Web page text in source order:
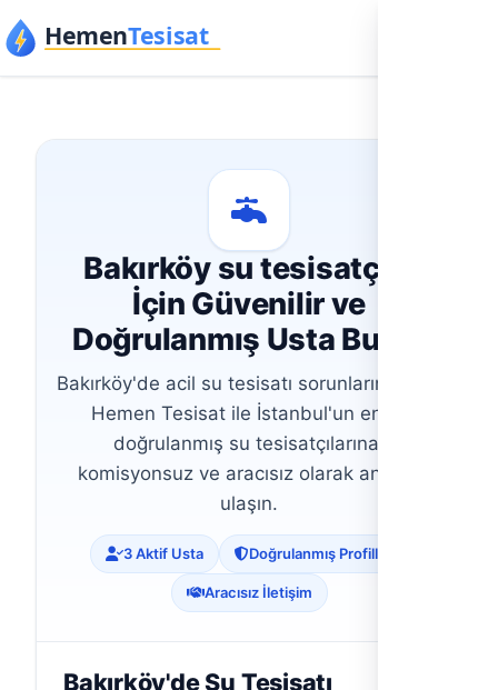
İçeriğe geç
Bakırköy su tesisatçısı
İçin Güvenilir ve
Doğrulanmış Usta Bulun
Bakırköy'de acil su tesisatı sorunlarınız için,
Hemen Tesisat ile İstanbul'un en iyi
doğrulanmış su tesisatçılarına,
komisyonsuz ve aracısız olarak anında
ulaşın.
3 Aktif Usta Doğrulanmış Profiller
Aracısız İletişim
Bakırköy'de Su Tesisatı